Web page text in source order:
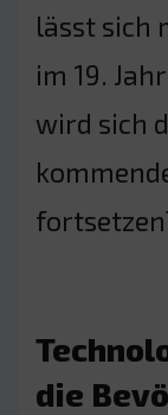
lässt sich
im 19.
wird sich
die